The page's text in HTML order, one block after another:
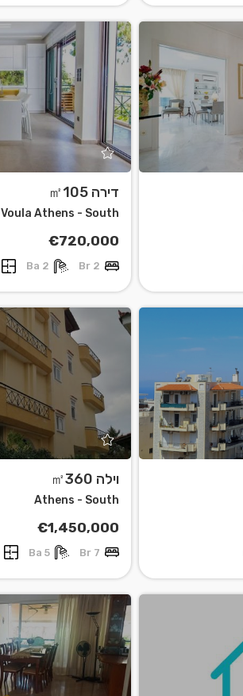
דירה ㎡105
Voula Athens - South
€720,000
2 Br
2 Ba
וילה ㎡360
Athens - South
€1,450,000
7 Br
5 Ba